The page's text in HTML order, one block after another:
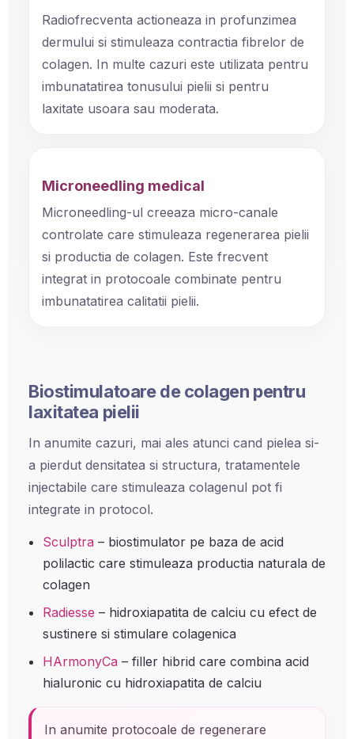
Radiofrecventa actioneaza in profunzimea
dermului si stimuleaza contractia fibrelor de
colagen. In multe cazuri este utilizata pentru
imbunatatirea tonusului pielii si pentru
laxitate usoara sau moderata.
Microneedling medical
Microneedling-ul creeaza micro-canale
controlate care stimuleaza regenerarea pielii
si productia de colagen. Este frecvent
integrat in protocoale combinate pentru
imbunatatirea calitatii pielii.
Biostimulatoare de colagen pentru
laxitatea pielii
In anumite cazuri, mai ales atunci cand pielea si-
a pierdut densitatea si structura, tratamentele
injectabile care stimuleaza colagenul pot fi
integrate in protocol.
Sculptra – biostimulator pe baza de acid
polilactic care stimuleaza productia naturala de
colagen
Radiesse – hidroxiapatita de calciu cu efect de
sustinere si stimulare colagenica
HArmonyCa – filler hibrid care combina acid
hialuronic cu hidroxiapatita de calciu
In anumite protocoale de regenerare